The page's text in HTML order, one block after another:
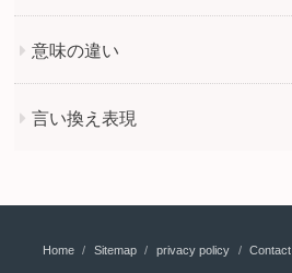
意味の違い
言い換え表現
Home Sitemap privacy policy Contact